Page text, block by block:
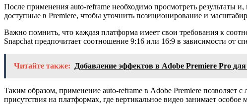
После применения auto-reframe необходимо просмотреть результаты
доступные в Premiere, чтобы уточнить позиционирование и
Важно помнить, что каждая платформа имеет свои требования к
Snapchat предпочитает соотношение 9:16 или 16:9 в зависимости от
Читайте также: Добавление эффектов в Adobe Premiere Pro
Таким образом, применение auto-reframe в Adobe Premiere позволяет
присутствия на платформах, где вертикальное видео занимает